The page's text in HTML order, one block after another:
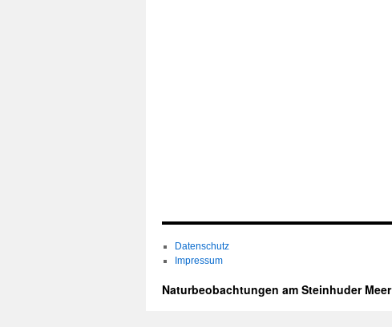
Datenschutz
Impressum
Naturbeobachtungen am Steinhuder Meer